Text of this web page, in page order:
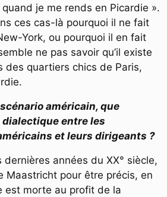
je me rends en Picardie ».
ces cas-là pourquoi il ne fait
York, ou pourquoi il en fait
ne pas savoir qu’il existe
des quartiers chics de Paris,
américain, que
entre les
et leurs dirigeants ?
dernières années du XX° siècle,
Maastricht pour être précis, en
est morte au profit de la